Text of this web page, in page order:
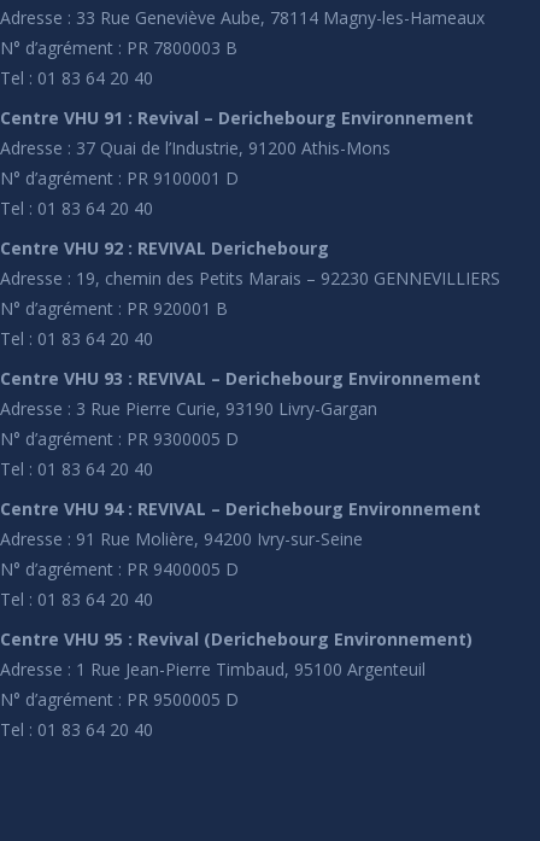
Adresse : 33 Rue Geneviève Aube, 78114 Magny-les-Hameaux
N° d’agrément : PR 7800003 B
Tel : 01 83 64 20 40
Centre VHU 91 : Revival – Derichebourg Environnement
Adresse : 37 Quai de l’Industrie, 91200 Athis-Mons
N° d’agrément : PR 9100001 D
Tel : 01 83 64 20 40
Centre VHU 92 : REVIVAL Derichebourg
Adresse : 19, chemin des Petits Marais – 92230 GENNEVILLIERS
N° d’agrément : PR 920001 B
Tel : 01 83 64 20 40
Centre VHU 93 : REVIVAL – Derichebourg Environnement
Adresse : 3 Rue Pierre Curie, 93190 Livry-Gargan
N° d’agrément : PR 9300005 D
Tel : 01 83 64 20 40
Centre VHU 94 : REVIVAL – Derichebourg Environnement
Adresse : 91 Rue Molière, 94200 Ivry-sur-Seine
N° d’agrément : PR 9400005 D
Tel : 01 83 64 20 40
Centre VHU 95 : Revival (Derichebourg Environnement)
Adresse : 1 Rue Jean-Pierre Timbaud, 95100 Argenteuil
N° d’agrément : PR 9500005 D
Tel : 01 83 64 20 40